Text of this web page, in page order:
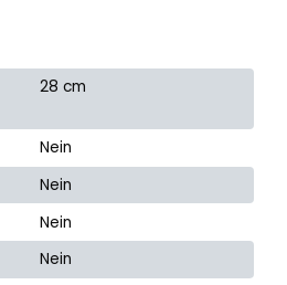
28 cm
Nein
Nein
Nein
Nein